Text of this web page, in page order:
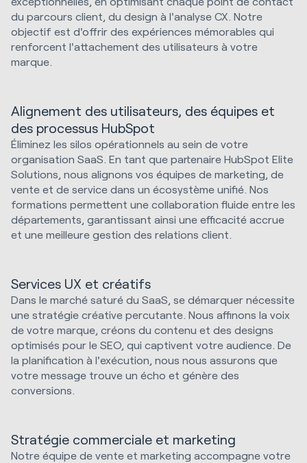
du parcours client, du design à l'analyse CX. Notre
objectif est d'offrir des expériences mémorables qui
renforcent l'attachement des utilisateurs à votre
marque.
Alignement des utilisateurs, des équipes et
des processus HubSpot
Éliminez les silos opérationnels au sein de votre
organisation SaaS. En tant que partenaire HubSpot Elite
Solutions, nous alignons vos équipes de marketing, de
vente et de service dans un écosystème unifié. Nos
formations permettent une collaboration fluide entre les
départements, garantissant ainsi une efficacité accrue
et une meilleure gestion des relations client.
Services UX et créatifs
Dans le marché saturé du SaaS, se démarquer nécessite
une stratégie créative percutante. Nous affinons la voix
de votre marque, créons du contenu et des designs
optimisés pour le SEO, qui captivent votre audience. De
la planification à l'exécution, nous nous assurons que
votre message trouve un écho et génère des
conversions.
Stratégie commerciale et marketing
Notre équipe de vente et marketing accompagne votre